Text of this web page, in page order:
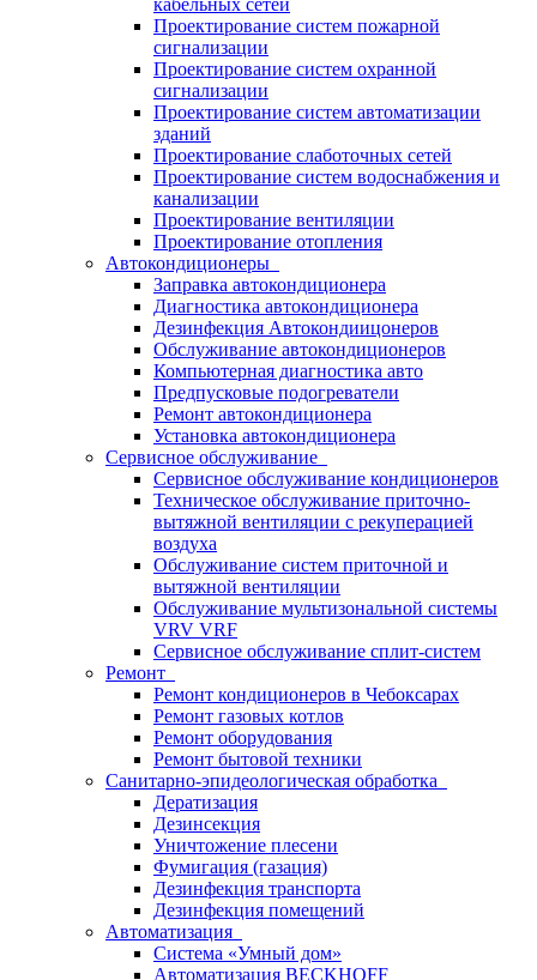
кабельных сетей
Проектирование систем пожарной
сигнализации
Проектирование систем охранной
сигнализации
Проектирование систем автоматизации
зданий
Проектирование слаботочных сетей
Проектирование систем водоснабжения и
канализации
Проектирование вентиляции
Проектирование отопления
Автокондиционеры
Заправка автокондиционера
Диагностика автокондиционера
Дезинфекция Автокондиицонеров
Обслуживание автокондиционеров
Компьютерная диагностика авто
Предпусковые подогреватели
Ремонт автокондиционера
Установка автокондиционера
Сервисное обслуживание
Сервисное обслуживание кондиционеров
Техническое обслуживание приточно-
вытяжной вентиляции с рекуперацией
воздуха
Обслуживание систем приточной и
вытяжной вентиляции
Обслуживание мультизональной системы
VRV VRF
Сервисное обслуживание сплит-систем
Ремонт
Ремонт кондиционеров в Чебоксарах
Ремонт газовых котлов
Ремонт оборудования
Ремонт бытовой техники
Санитарно-эпидеологическая обработка
Дератизация
Дезинсекция
Уничтожение плесени
Фумигация (газация)
Дезинфекция транспорта
Дезинфекция помещений
Автоматизация
Система «Умный дом»
Автоматизация BECKHOFF